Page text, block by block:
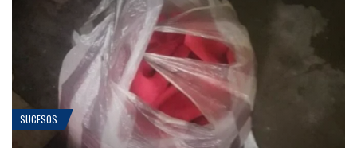
SUCESOS